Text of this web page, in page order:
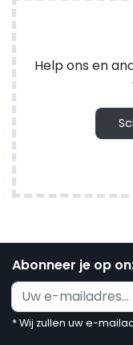
Help ons en
Abonneer je op
* Wij zullen uw e-